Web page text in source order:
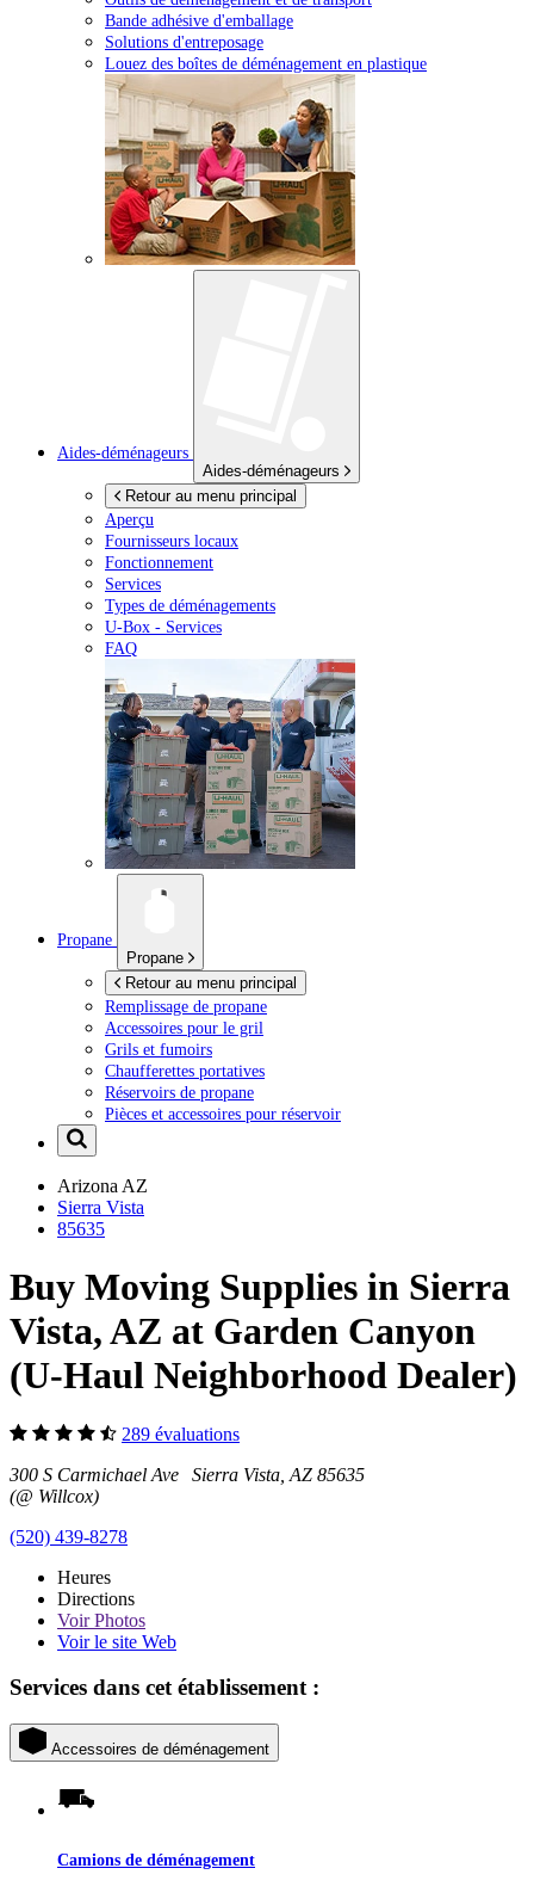
Bande adhésive d'emballage
Solutions d'entreposage
Louez des boîtes de déménagement en plastique
Aides-déménageurs
Aides-déménageurs
Retour au menu principal
Aperçu
Fournisseurs locaux
Fonctionnement
Services
Types de déménagements
U-Box - Services
FAQ
Propane
Propane
Retour au menu principal
Remplissage de propane
Accessoires pour le gril
Grils et fumoirs
Chaufferettes portatives
Réservoirs de propane
Pièces et accessoires pour réservoir
Arizona AZ
Sierra Vista
85635
Buy Moving Supplies in Sierra
Vista, AZ at Garden Canyon
(U-Haul Neighborhood Dealer)
289 évaluations
300 S Carmichael Ave Sierra Vista, AZ 85635
(@ Willcox)
(520) 439-8278
Heures
Directions
VoirPhotos
Voir le site Web
Services dans cet établissement :
Accessoires de déménagement
Camions de déménagement